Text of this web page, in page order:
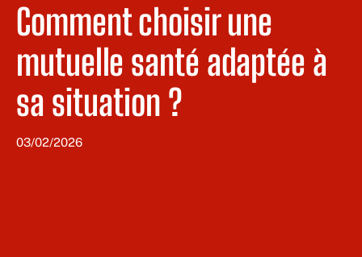
Comment choisir une
mutuelle santé adaptée à
sa situation ?
03/02/2026